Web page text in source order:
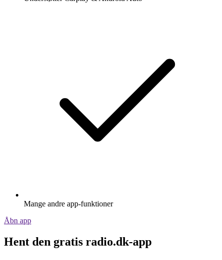
Mange andre app-funktioner
Åbn app
Hent den gratis radio.dk-app